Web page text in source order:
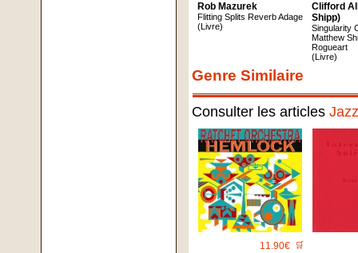
Rob Mazurek
Flitting Splits Reverb Adage
(Livre)
Clifford
Shipp)
Singularity
Matthew
Rogueart
(Livre)
Genre Similaire
Consulter les articles
11.90€ 🛒